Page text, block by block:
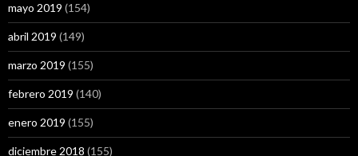
mayo 2019 (154)
abril 2019 (149)
marzo 2019 (155)
febrero 2019 (140)
enero 2019 (155)
diciembre 2018 (155)